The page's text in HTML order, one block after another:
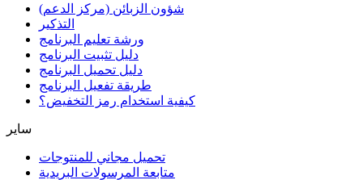
شؤون الزبائن (مركز الدعم)
التذكير
ورشة تعليم البرنامج
دليل تثبيت البرنامج
دليل تحميل البرنامج
طريقة تفعيل البرنامج
كيفية استخدام رمز التخفيض؟
سایر
تحميل مجاني للمنتوجات
متابعة المرسولات البريدية